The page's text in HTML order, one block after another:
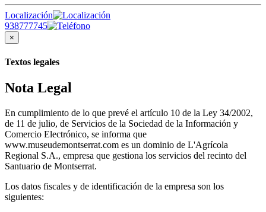
Localización
938777745
×
Textos legales
Nota Legal
En cumplimiento de lo que prevé el artículo 10 de la Ley 34/2002,
de 11 de julio, de Servicios de la Sociedad de la Información y
Comercio Electrónico, se informa que
www.museudemontserrat.com es un dominio de L'Agrícola
Regional S.A., empresa que gestiona los servicios del recinto del
Santuario de Montserrat.
Los datos fiscales y de identificación de la empresa son los
siguientes: